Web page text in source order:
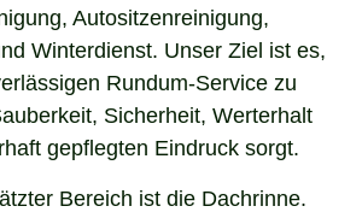
Autositzenreinigung,
Winterdienst. Unser Ziel ist es,
Rundum-Service zu
Sicherheit, Werterhalt
gepflegten Eindruck sorgt.
Bereich ist die Dachrinne.